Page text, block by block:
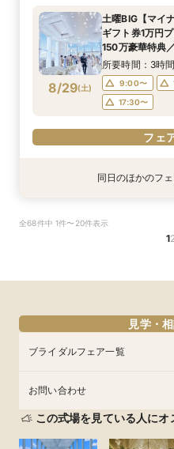
8/28(金)
所要時間：3時
10:00〜
フェ
8/28(金)
14:00〜
フェ
8/28(金)
17:30〜
フェ
8/28(金)
14:00〜
フェ
8/29(土)
土曜BIG【マイ
ギフト券1万円
150万豪華特典
つの会場見学
所要時間：3時
9:00〜
17:30〜
フェ
特典あり
8/29
う憧れ花嫁体験
フェ
特典あり
8/29
景×美食で叶え
フェ
同日のほかのフ
全68件中 1件〜20件表示
1
見学・
ブライダルフェア一覧
お問い合わせ
この式場を見ている人にオ